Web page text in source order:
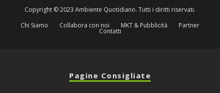
Copyright © 2023 Ambiente Quotidiano. Tutti i diritti riservati.
Chi Siamo
Collabora con noi MKT & Pubblicità Partner
Contatti
Pagine Consigliate